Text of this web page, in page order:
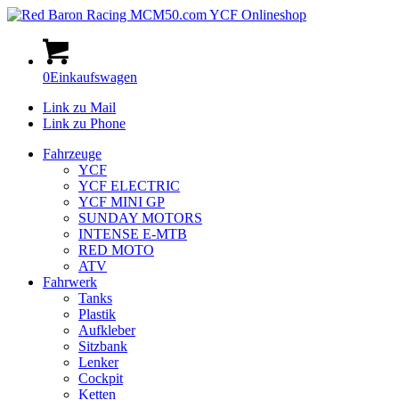
0Einkaufswagen
Link zu Mail
Link zu Phone
Fahrzeuge
YCF
YCF ELECTRIC
YCF MINI GP
SUNDAY MOTORS
INTENSE E-MTB
RED MOTO
ATV
Fahrwerk
Tanks
Plastik
Aufkleber
Sitzbank
Lenker
Cockpit
Ketten